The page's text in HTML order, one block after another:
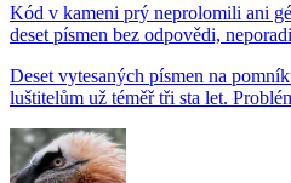
Kód v kameni prý neprolomili ani
deset písmen bez odpovědi,
Deset vytesaných písmen na
luštitelům už téměř tři sta let.